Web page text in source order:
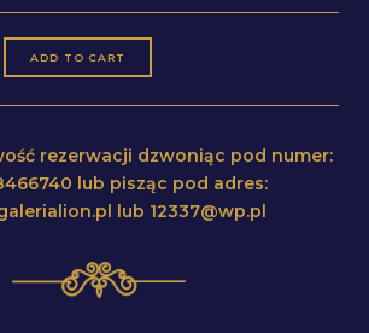
ADD TO CART
rezerwacji dzwoniąc pod numer:
lub pisząc pod adres:
lub 12337@wp.pl